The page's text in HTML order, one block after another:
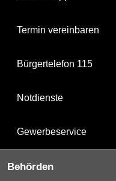
Termin vereinbaren
Bürgertelefon 115
Notdienste
Gewerbeservice
Behörden